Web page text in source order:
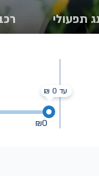
תפעולי
₪0
עד 0 ₪